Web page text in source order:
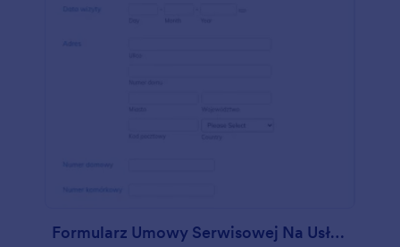
Formularz Umowy Serwisowej Na Usługi Sprzątające